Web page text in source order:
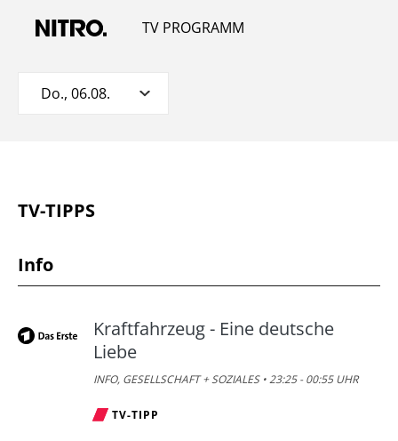
TV PROGRAMM
Do., 06.08.
TV-TIPPS
Info
Kraftfahrzeug - Eine deutsche
Liebe
INFO, GESELLSCHAFT + SOZIALES • 23:25 - 00:55 UHR
TV-TIPP